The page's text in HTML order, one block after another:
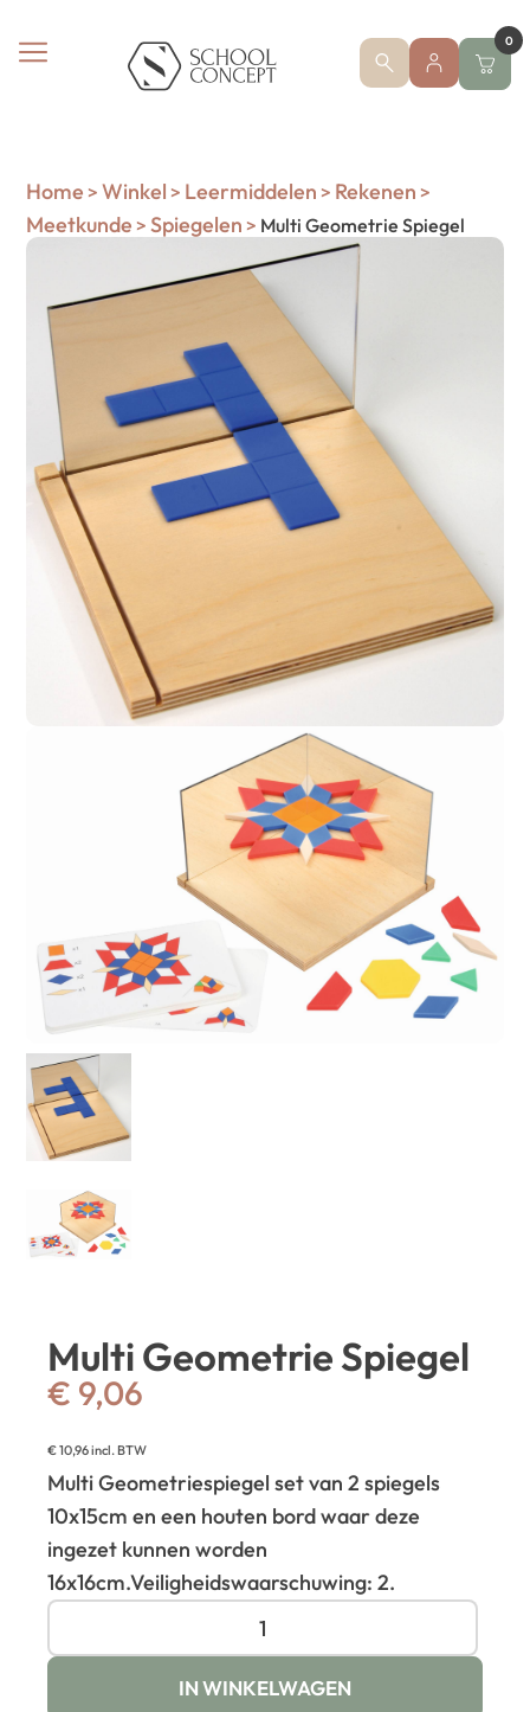
0
Home > Winkel > Leermiddelen > Rekenen >
Meetkunde > Spiegelen > Multi Geometrie Spiegel
Multi Geometrie Spiegel
€ 9,06
€10,96incl. BTW
Multi Geometriespiegel set van 2 spiegels
10x15cm en een houten bord waar deze
ingezet kunnen worden
16x16cm.Veiligheidswaarschuwing: 2.
IN WINKELWAGEN